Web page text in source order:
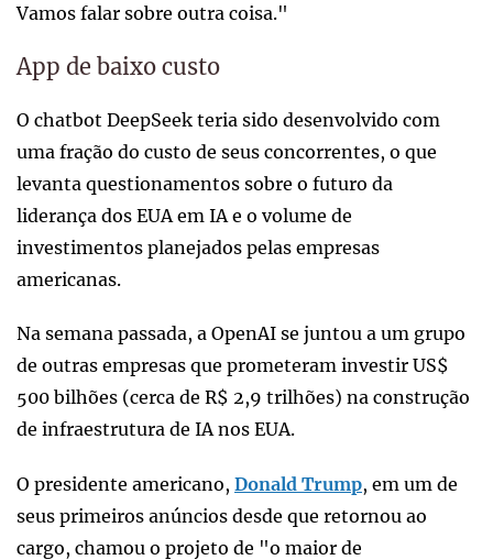
Vamos falar sobre outra coisa."
App de baixo custo
O chatbot DeepSeek teria sido desenvolvido com
uma fração do custo de seus concorrentes, o que
levanta questionamentos sobre o futuro da
liderança dos EUA em IA e o volume de
investimentos planejados pelas empresas
americanas.
Na semana passada, a OpenAI se juntou a um grupo
de outras empresas que prometeram investir US$
500 bilhões (cerca de R$ 2,9 trilhões) na construção
de infraestrutura de IA nos EUA.
O presidente americano, Donald Trump, em um de
seus primeiros anúncios desde que retornou ao
cargo, chamou o projeto de "o maior de